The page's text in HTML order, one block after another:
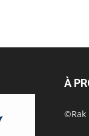
À
©Rak